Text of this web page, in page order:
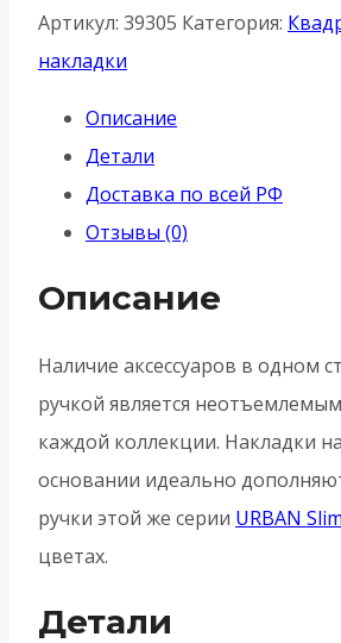
Накладка
Armadillo
CYLINDER
USS
BPVD-
77
Вороненый
никель
Артикул: 39305 Категория:
накладки
Описание
Детали
Доставка по всей РФ
Отзывы (0)
Описание
Наличие аксессуаров в одном
ручкой является
каждой коллекции. Накладки
основании идеально
ручки этой же серии URBAN Slim
цветах.
Детали